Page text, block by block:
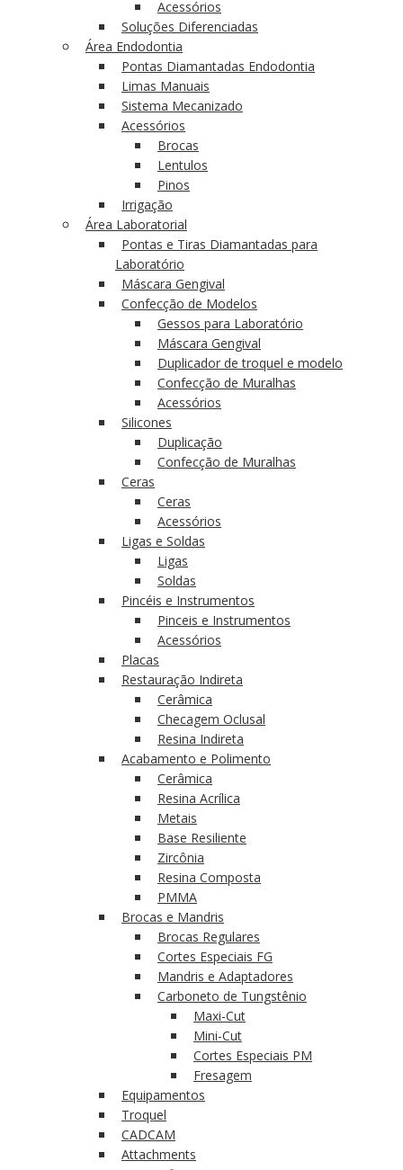
Acessórios
Soluções Diferenciadas
Área Endodontia
Pontas Diamantadas Endodontia
Limas Manuais
Sistema Mecanizado
Acessórios
Brocas
Lentulos
Pinos
Irrigação
Área Laboratorial
Pontas e Tiras Diamantadas para
Laboratório
Máscara Gengival
Confecção de Modelos
Gessos para Laboratório
Máscara Gengival
Duplicador de troquel e modelo
Confecção de Muralhas
Acessórios
Silicones
Duplicação
Confecção de Muralhas
Ceras
Ceras
Acessórios
Ligas e Soldas
Ligas
Soldas
Pincéis e Instrumentos
Pinceis e Instrumentos
Acessórios
Placas
Restauração Indireta
Cerâmica
Checagem Oclusal
Resina Indireta
Acabamento e Polimento
Cerâmica
Resina Acrílica
Metais
Base Resiliente
Zircônia
Resina Composta
PMMA
Brocas e Mandris
Brocas Regulares
Cortes Especiais FG
Mandris e Adaptadores
Carboneto de Tungstênio
Maxi-Cut
Mini-Cut
Cortes Especiais PM
Fresagem
Equipamentos
Troquel
CADCAM
Attachments